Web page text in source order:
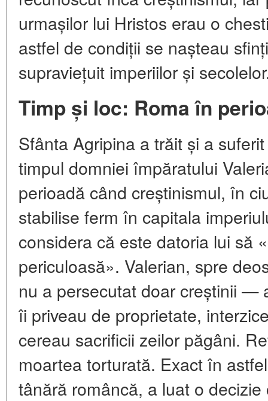
urmașilor lui Hristos erau o
astfel de condiții se nașteau
supraviețuit imperiilor și
Timp și loc: Roma în
Sfânta Agripina a trăit și a
timpul domniei împăratului
perioadă când creștinismul, în
stabilise ferm în capitala
considera că este datoria lui să
periculoasă». Valerian, spre
nu a persecutat doar creștinii —
îi priveau de proprietate,
cereau sacrificii zeilor păgâni.
moartea torturată. Exact în
tânără româncă, a luat o